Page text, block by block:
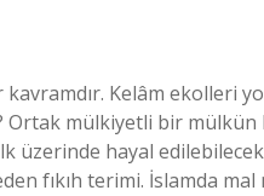
Kelâm ekolleri
Ortak mülkiyetli bir
üzerinde hayal
fıkıh terimi. İslamda mal